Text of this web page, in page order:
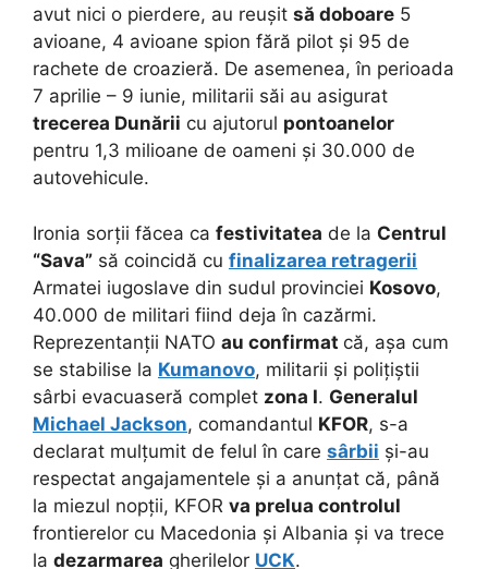
avut nici o pierdere, au reușit să doboare 5
avioane, 4 avioane spion fără pilot și 95 de
rachete de croazieră. De asemenea, în perioada
7 aprilie – 9 iunie, militarii săi au asigurat
trecerea Dunării cu ajutorul pontoanelor
pentru 1,3 milioane de oameni și 30.000 de
autovehicule.
Ironia sorții făcea ca festivitatea de la Centrul
“Sava” să coincidă cu finalizarea retragerii
Armatei iugoslave din sudul provinciei Kosovo,
40.000 de militari fiind deja în cazărmi.
Reprezentanții NATO au confirmat că, așa cum
se stabilise la Kumanovo, militarii și polițiștii
sârbi evacuaseră complet zona I. Generalul
Michael Jackson, comandantul KFOR, s-a
declarat mulțumit de felul în care sârbii și-au
respectat angajamentele și a anunțat că, până
la miezul nopții, KFOR va prelua controlul
frontierelor cu Macedonia și Albania și va trece
la dezarmarea gherilelor UCK.